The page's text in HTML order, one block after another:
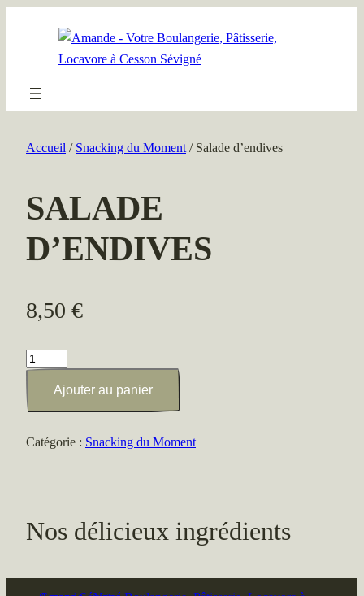
Accueil / Snacking du Moment / Salade d’endives
SALADE
D’ENDIVES
8,50 €
quantité
Salade
Ajouter au panier
Catégorie : Snacking du Moment
Nos délicieux ingrédients